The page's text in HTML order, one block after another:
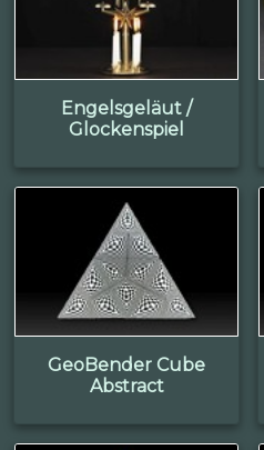
Engelsgeläut /
Glockenspiel
GeoBender Cube
Abstract